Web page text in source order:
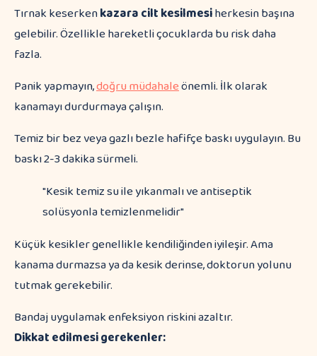
Tırnak keserkenkazara cilt kesilmesiherkesin başına
gelebilir. Özellikle hareketli çocuklarda bu risk daha
fazla.
Panik yapmayın,doğru müdahaleönemli. İlk olarak
kanamayı durdurmaya çalışın.
Temiz bir bez veya gazlı bezle hafifçe baskı uygulayın. Bu
baskı 2-3 dakika sürmeli.
"Kesik temiz su ile yıkanmalı ve antiseptik
solüsyonla temizlenmelidir"
Küçük kesikler genellikle kendiliğinden iyileşir. Ama
kanama durmazsa ya da kesik derinse, doktorun yolunu
tutmak gerekebilir.
Bandaj uygulamak enfeksiyon riskini azaltır.
Dikkat edilmesi gerekenler: